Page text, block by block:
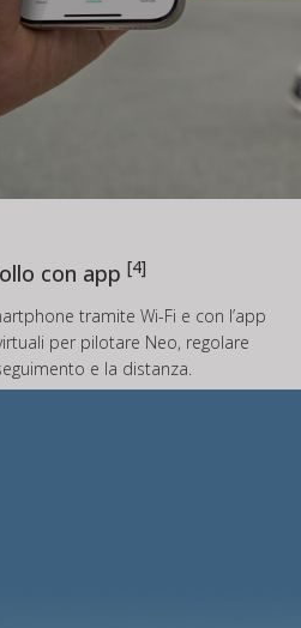
con app [4]
tramite Wi-Fi e con l’app
per pilotare Neo, regolare
e la distanza.